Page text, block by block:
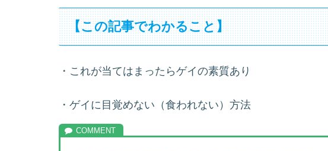
【この記事でわかること】
・これが当てはまったらゲイの素質あり
・ゲイに目覚めない（食われない）方法